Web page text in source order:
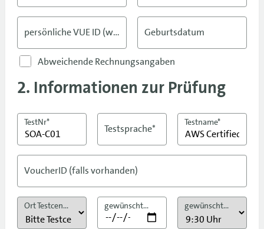
persönliche VUE ID (wenn vorhanden) Geburtsdatum
Abweichende Rechnungsangaben
2. Informationen zur Prüfung
TestNr*
Testsprache*
Testname*
VoucherID (falls vorhanden)
Ort Testcenter* gewünschtes Testdatum*² gewünschte Testzeit